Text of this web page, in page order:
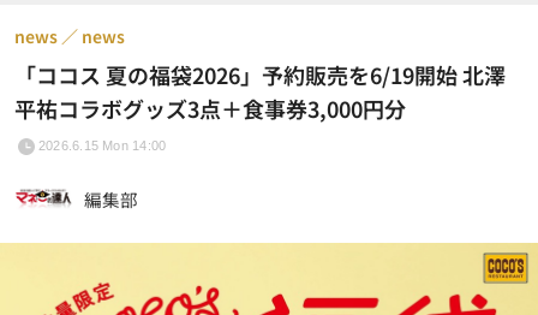
「ココス 夏の福袋2026」予約販売を6/19開始 北澤
平祐コラボグッズ3点＋食事券3,000円分
news news
2026.6.15 Mon 14:00
編集部